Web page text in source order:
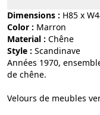
Dimensions : H85 x
Color :
marron
Material :
chêne
Style :
scandinave
Années 1970,
de chêne.
Velours de meubles